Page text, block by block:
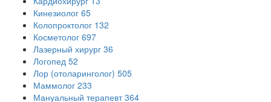
Кинезиолог 65
Колопроктолог 132
Косметолог 697
Лазерный хирург 36
Логопед 52
Лор (отоларинголог) 505
Маммолог 233
Мануальный терапевт 364